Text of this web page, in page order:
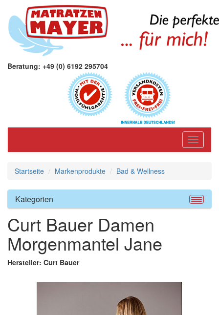
Beratung: +49 (0) 6192 295704
Toggle
Startseite Markenprodukte Bad & Wellness
Kategorien
Curt Bauer Damen
Morgenmantel Jane
Hersteller: Curt Bauer